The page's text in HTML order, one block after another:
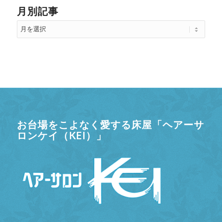
月別記事
お台場をこよなく愛する床屋「ヘアーサ
ロンケイ（KEI）」